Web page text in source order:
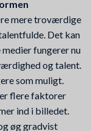
mere troværdige
Det kan
fungerer nu
og talent.
som muligt.
flere faktorer
ind i billedet.
øg gradvist